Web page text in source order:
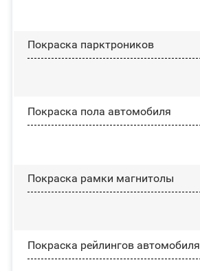
Покраска парктроников
Покраска пола автомобиля
Покраска рамки магнитолы
Покраска рейлингов автомобиля